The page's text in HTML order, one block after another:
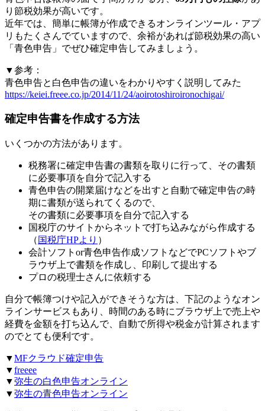
り節税効果が高いです。
近年では、簡単に帳簿が作成できるオンラインツール・アプ
リもたくさんでていますので、余裕があれば節税効果の高い
「青色申告」でぜひ確定申告してみましょう。
▼参考：
青色申告と白色申告の違いをわかりやすく説明してみた
https://keiei.freee.co.jp/2014/11/24/aoirotoshiroironochigai/
確定申告書を作成する方法
いくつかの方法があります。
税務署に確定申告書の書類を取りに行って、その書類
に必要事項を自分で記入する
青色申告の開業届けなどを出すと自動で確定申告の時
期に書類が送られてくるので、
その書類に必要事項を自分で記入する
国税庁のサイトからネットで打ち込みながら作成する
（ 国税庁HPより ）
会計ソフトor青色申告作成ソフトなどでPCソフトやブ
ラウザ上で書類を作成し、印刷して提出する
プロの税理士さんに依頼する
自分で帳簿つけや記入ができそうな方は、下記のようなオン
ラインサービスもあり、時間のある時にブラウザ上で売上や
経費を金額を打ち込んで、自動で所得や税金が計算されます
のでとても便利です。
▼MFクラウド確定申告
▼freeee
▼弥生の白色申告オンライン
▼弥生の青色申告オンライン